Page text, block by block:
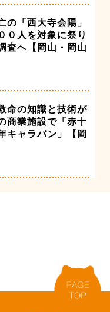
の「西大寺会陽」
０人を対象に祭り
査へ【岡山・岡山
命の知識と技術が
業施設で「赤十
キャラバン」【岡